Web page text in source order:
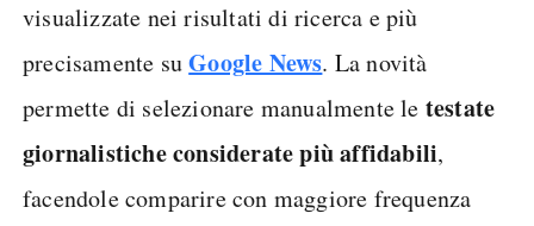
visualizzate nei risultati di ricerca e più
precisamente suGoogle News. La novità
permette di selezionare manualmente le testate
giornalistiche considerate più affidabili,
facendole comparire con maggiore frequenza